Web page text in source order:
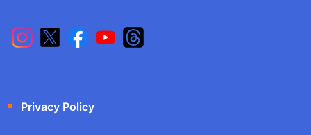
Privacy Policy